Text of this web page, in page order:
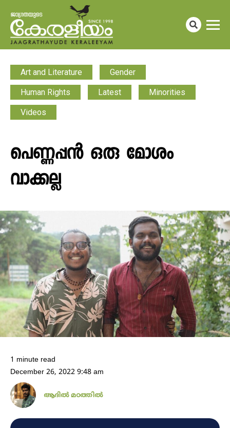
Art and Literature Gender
Human Rights Latest Minorities
Videos
പെണ്ണപ്പൻ ഒരു മോശം
വാക്കല്ല
1 minute read
December 26, 2022 9:48 am
ആദിൽ മഠത്തിൽ